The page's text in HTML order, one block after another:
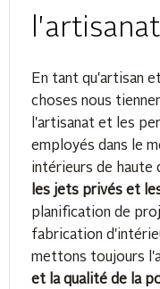
En tant qu'artisan
choses nous
l'artisanat et les
employés dans le
intérieurs de haute
les jets privés et
planification de
fabrication
mettons toujours
et la qualité de la